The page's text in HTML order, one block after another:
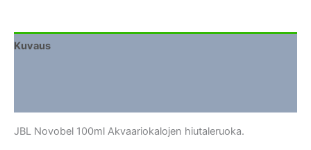
Kuvaus
JBL Novobel 100ml Akvaariokalojen hiutaleruoka.